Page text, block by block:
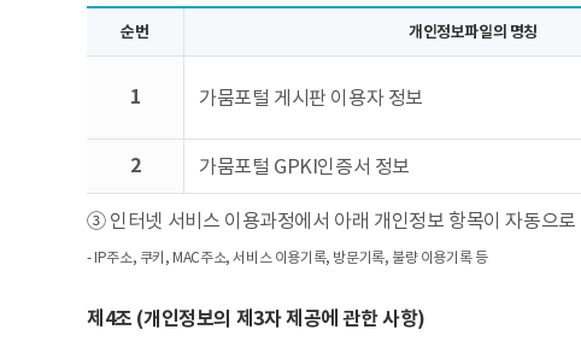
순번 개인정보파일의 명칭
1 가뭄포털 게시판 이용자 정보
2 가뭄포털 GPKI인증서 정보
③ 인터넷 서비스 이용과정에서 아래 개인정보 항목이 자동으
- IP주소, 쿠키, MAC주소, 서비스 이용기록, 방문기록, 불량 이용기록 등
제4조 (개인정보의 제3자 제공에 관한 사항)